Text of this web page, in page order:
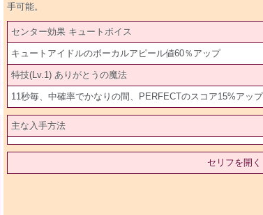
手可能。
センター効果 キュートボイス
キュートアイドルのボーカルアピール値60％アップ
特技(Lv.1) ありがとうの魔法
11秒毎、中確率でかなりの間、PERFECTのスコア15%アップ
主な入手方法
セリフを開く